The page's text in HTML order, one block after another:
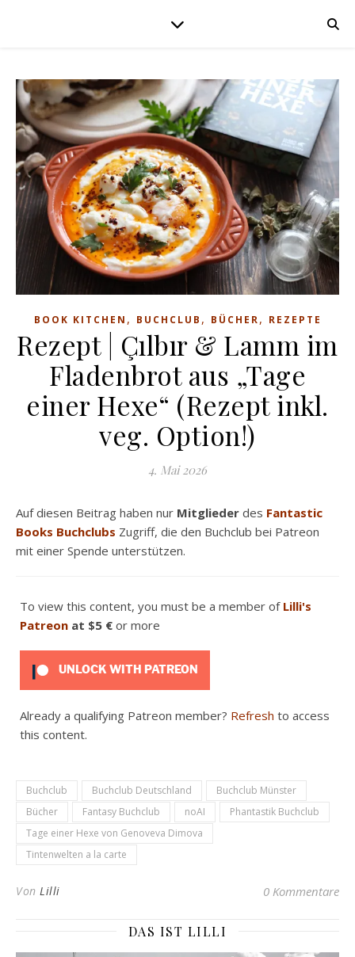
BOOK KITCHEN , BUCHCLUB , BÜCHER, REZEPTE
Rezept | Çılbır & Lamm im
Fladenbrot aus „Tage
einer Hexe“ (Rezept inkl.
veg. Option!)
4. Mai 2026
Auf diesen Beitrag haben nur Mitglieder des Fantastic
Books Buchclubs Zugriff, die den Buchclub bei Patreon
mit einer Spende unterstützen.
To view this content, you must be a member of Lilli's
Patreon at $5 € or more
UNLOCK WITH PATREON
Already a qualifying Patreon member? Refresh to access
this content.
Buchclub Buchclub Deutschland
Buchclub Münster
Bücher
Fantasy Buchclub noAI
Phantastik Buchclub
Tage einer Hexe von Genoveva Dimova
Tintenwelten a la carte
Von Lilli 0 Kommentare
DAS IST LILLI